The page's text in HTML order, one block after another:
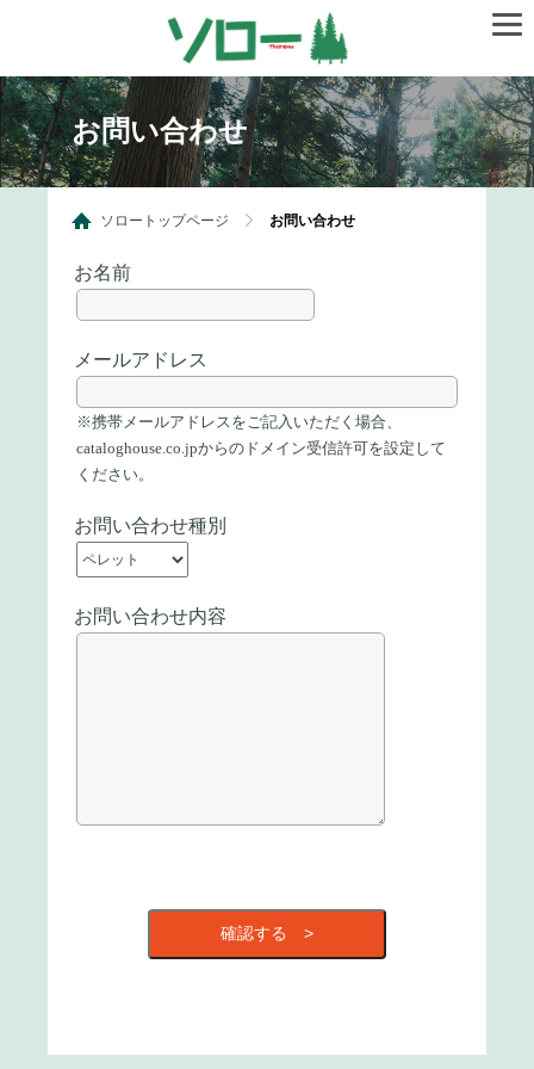
お問い合わせ
ソロートップページ お問い合わせ
お名前
メールアドレス
※携帯メールアドレスをご記入いただく場合、
cataloghouse.co.jpからのドメイン受信許可を設定して
ください。
お問い合わせ種別
お問い合わせ内容
確認する >